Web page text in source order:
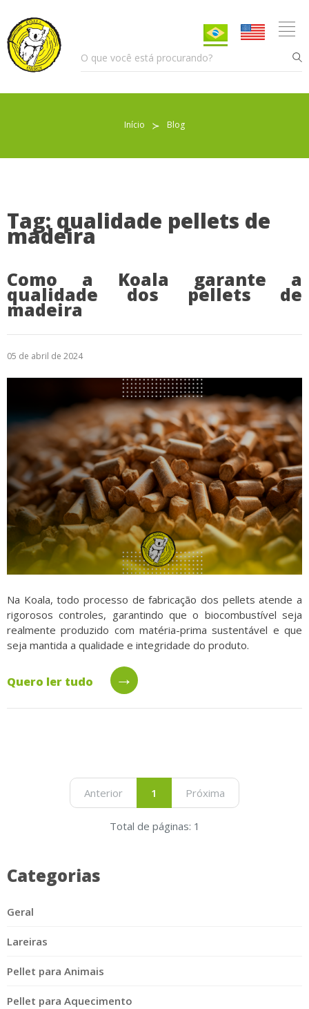
Início ≻ Blog
Tag: qualidade pellets de
madeira
Como a Koala garante a
qualidade dos pellets de
madeira
05 de abril de 2024
Na Koala, todo processo de fabricação dos pellets atende a
rigorosos controles, garantindo que o biocombustível seja
realmente produzido com matéria-prima sustentável e que
seja mantida a qualidade e integridade do produto.
Quero ler tudo →
Anterior 1 Próxima
Total de páginas: 1
Categorias
Geral
Lareiras
Pellet para Animais
Pellet para Aquecimento
Indicações de uso
Blog
Denúncias
Relatório Transparência
Trabalhe Conosco